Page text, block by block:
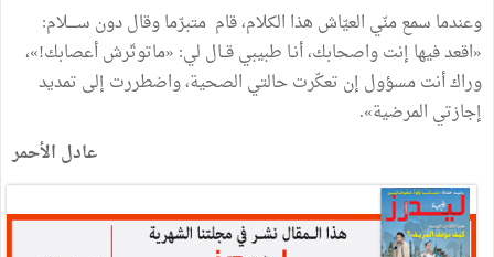
وعندما سمع منّي العيّاش هذا الكلام، قام متبرّما وقال دون ســــلام:
«اقعد فيها إنت واصحابك، أنـا طبيبي قــال لي: «ماتوتّرش أعصابك!»،
وراك أنت مسؤول إن تعكّرت حالتي الصحية، واضطررت إلى تمديد
إجازتي المرضية».
عادل الأحمر